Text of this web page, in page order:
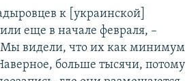
к [украинской]
еще в начале февраля, –
Мы видели, что их как минимум
больше тысячи, потому